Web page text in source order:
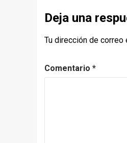
Deja una
Tu dirección de correo
Comentario *